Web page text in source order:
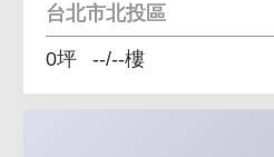
台北市北投區
0坪 --/--樓